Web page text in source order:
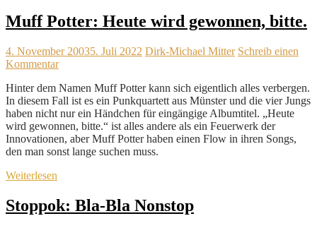
Muff Potter: Heute wird gewonnen, bitte.
4. November 20035. Juli 2022 Dirk-Michael Mitter Schreib einen
Kommentar
Hinter dem Namen Muff Potter kann sich eigentlich alles verbergen.
In diesem Fall ist es ein Punkquartett aus Münster und die vier Jungs
haben nicht nur ein Händchen für eingängige Albumtitel. „Heute
wird gewonnen, bitte.“ ist alles andere als ein Feuerwerk der
Innovationen, aber Muff Potter haben einen Flow in ihren Songs,
den man sonst lange suchen muss.
Weiterlesen
Stoppok: Bla-Bla Nonstop